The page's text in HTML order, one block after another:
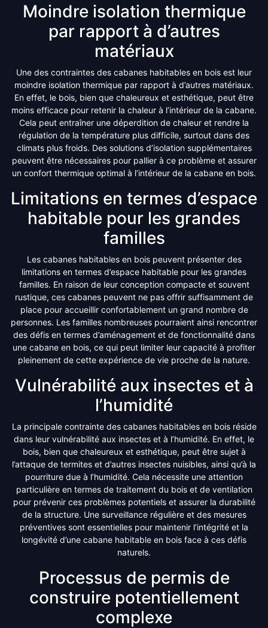
Moindre isolation thermique
par rapport à d’autres
matériaux
Une des contraintes des cabanes habitables en bois est leur
moindre isolation thermique par rapport à d’autres matériaux.
En effet, le bois, bien que chaleureux et esthétique, peut être
moins efficace pour retenir la chaleur à l’intérieur de la cabane.
Cela peut entraîner une déperdition de chaleur et rendre la
régulation de la température plus difficile, surtout dans des
climats plus froids. Des solutions d’isolation supplémentaires
peuvent être nécessaires pour pallier à ce problème et assurer
un confort thermique optimal à l’intérieur de la cabane en bois.
Limitations en termes d’espace
habitable pour les grandes
familles
Les cabanes habitables en bois peuvent présenter des
limitations en termes d’espace habitable pour les grandes
familles. En raison de leur conception compacte et souvent
rustique, ces cabanes peuvent ne pas offrir suffisamment de
place pour accueillir confortablement un grand nombre de
personnes. Les familles nombreuses pourraient ainsi rencontrer
des défis en termes d’aménagement et de fonctionnalité dans
une cabane en bois, ce qui peut limiter leur capacité à profiter
pleinement de cette expérience de vie proche de la nature.
Vulnérabilité aux insectes et à
l’humidité
La principale contrainte des cabanes habitables en bois réside
dans leur vulnérabilité aux insectes et à l’humidité. En effet, le
bois, bien que chaleureux et esthétique, peut être sujet à
l’attaque de termites et d’autres insectes nuisibles, ainsi qu’à la
pourriture due à l’humidité. Cela nécessite une attention
particulière en termes de traitement du bois et de ventilation
pour prévenir ces problèmes potentiels et assurer la durabilité
de la structure. Une surveillance régulière et des mesures
préventives sont essentielles pour maintenir l’intégrité et la
longévité d’une cabane habitable en bois face à ces défis
naturels.
Processus de permis de
construire potentiellement
complexe